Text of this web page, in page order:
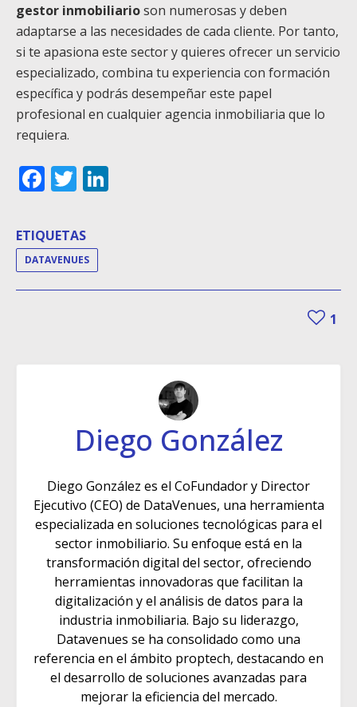
gestor inmobiliarioson numerosas y deben
adaptarse a las necesidades de cada cliente. Por tanto,
si te apasiona este sector y quieres ofrecer un servicio
especializado, combina tu experiencia con formación
específica y podrás desempeñar este papel
profesional en cualquier agencia inmobiliaria que lo
requiera.
Facebook
Twitter
ETIQUETAS
DATAVENUES
1
Diego González
Diego González es el CoFundador y Director
Ejecutivo (CEO) de DataVenues, una herramienta
especializada en soluciones tecnológicas para el
sector inmobiliario. Su enfoque está en la
transformación digital del sector, ofreciendo
herramientas innovadoras que facilitan la
digitalización y el análisis de datos para la
industria inmobiliaria. Bajo su liderazgo,
Datavenues se ha consolidado como una
referencia en el ámbito proptech, destacando en
el desarrollo de soluciones avanzadas para
mejorar la eficiencia del mercado.